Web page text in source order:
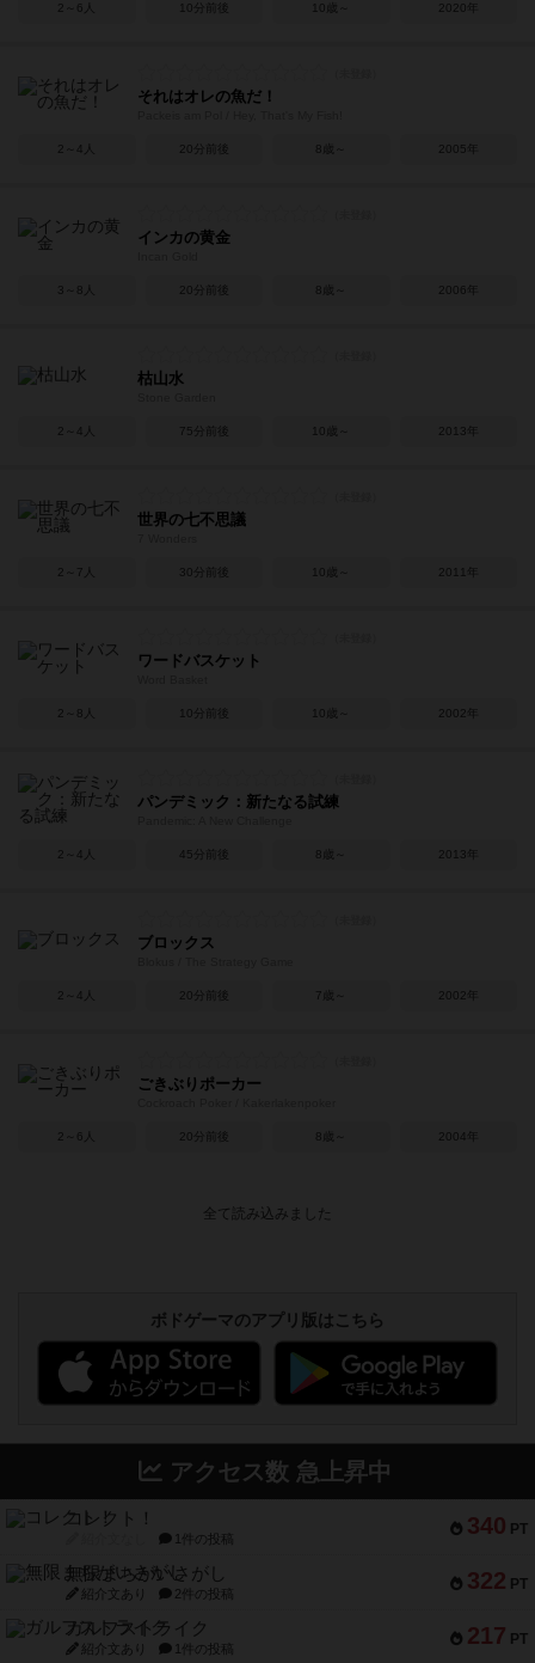
2～6人 10分前後 10歳～ 2020年
それはオレの魚だ！
2～4人 20分前後 8歳～ 2005年
インカの黄金
3～8人 20分前後 8歳～ 2006年
枯山水
2～4人 75分前後 10歳～ 2013年
世界の七不思議
2～7人 30分前後 10歳～ 2011年
ワードバスケット
2～8人 10分前後 10歳～ 2002年
パンデミック：新たなる試練
2～4人 45分前後 8歳～ 2013年
ブロックス
2～4人 20分前後 7歳～ 2002年
ごきぶりポーカー
2～6人 20分前後 8歳～ 2004年
アクセス数 急上昇中
340 PT
322 PT
無限まちがいさがし
ガルフストライク
クルティボ
紹介文なし
1809